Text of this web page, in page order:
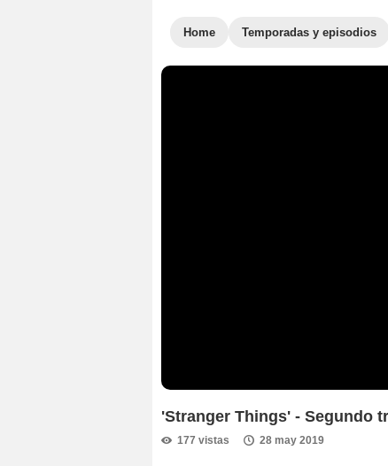
Home Temporadas y episodios
'Stranger Things' - Segundo
177 vistas 28 may 2019